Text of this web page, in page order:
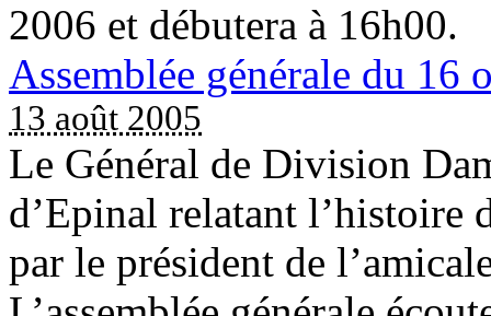
2006 et débutera à 16h00.
Assemblée générale du 16
13 août 2005
Le Général de Division
d’Epinal relatant l’histoire
par le président de